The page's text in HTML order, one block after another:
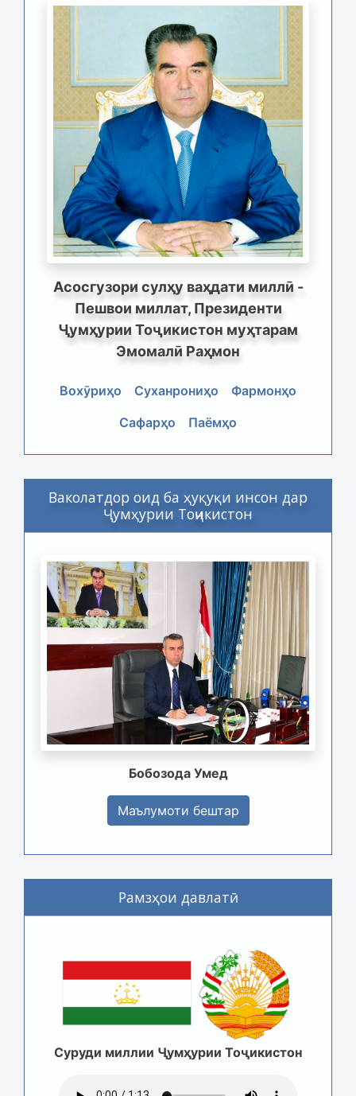
Асосгузори сулҳу ваҳдати миллӣ -
Пешвои миллат, Президенти
Ҷумҳурии Тоҷикистон муҳтарам
Эмомалӣ Раҳмон
Вохӯриҳо Суханрониҳо
Фармонҳо
Сафарҳо
Паёмҳо
Ваколатдор оид ба ҳуқуқи инсон дар
Ҷумҳурии Тоҷикистон
Бобозода Умед
Маълумоти бештар
Рамзҳои давлатӣ
Суруди миллии Ҷумҳурии Тоҷикистон